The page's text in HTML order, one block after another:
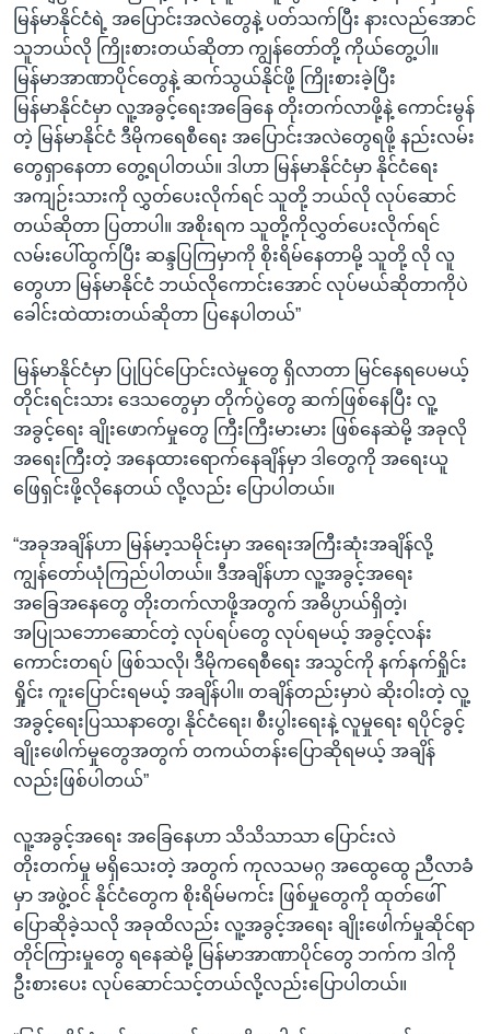
မြန်မာနိုင်ငံရဲ့ အပြောင်းအလဲတွေနဲ့ ပတ်သက်ပြီး နားလည်အောင်
သူဘယ်လို ကြိုးစားတယ်ဆိုတာ ကျွန်တော်တို့ ကိုယ်တွေ့ပါ။
မြန်မာအာဏာပိုင်တွေနဲ့ ဆက်သွယ်နိုင်ဖို့ ကြိုးစားခဲ့ပြီး
မြန်မာနိုင်ငံမှာ လူ့အခွင့်ရေးအခြေနေ တိုးတက်လာဖို့နဲ့ ကောင်းမွန်
တဲ့ မြန်မာနိုင်ငံ ဒီမိုကရေစီရေး အပြောင်းအလဲတွေရဖို့ နည်းလမ်း
တွေရှာနေတာ တွေ့ရပါတယ်။ ဒါဟာ မြန်မာနိုင်ငံမှာ နိုင်ငံရေး
အကျဉ်းသားကို လွှတ်ပေးလိုက်ရင် သူတို့ ဘယ်လို လုပ်ဆောင်
တယ်ဆိုတာ ပြတာပါ။ အစိုးရက သူတို့ကိုလွှတ်ပေးလိုက်ရင်
လမ်းပေါ်ထွက်ပြီး ဆန္ဒပြကြမှာကို စိုးရိမ်နေတာမို့ သူတို့ လို လူ
တွေဟာ မြန်မာနိုင်ငံ ဘယ်လိုကောင်းအောင် လုပ်မယ်ဆိုတာကိုပဲ
ခေါင်းထဲထားတယ်ဆိုတာ ပြနေပါတယ်”
မြန်မာနိုင်ငံမှာ ပြုပြင်ပြောင်းလဲမှုတွေ ရှိလာတာ မြင်နေရပေမယ့်
တိုင်းရင်းသား ဒေသတွေမှာ တိုက်ပွဲတွေ ဆက်ဖြစ်နေပြီး လူ့
အခွင့်ရေး ချိုးဖောက်မှုတွေ ကြီးကြီးမားမား ဖြစ်နေဆဲမို့ အခုလို
အရေးကြီးတဲ့ အနေထားရောက်နေချိန်မှာ ဒါတွေကို အရေးယူ
ဖြေရှင်းဖို့လိုနေတယ် လို့လည်း ပြောပါတယ်။
“အခုအချိန်ဟာ မြန်မာ့သမိုင်းမှာ အရေးအကြီးဆုံးအချိန်လို့
ကျွန်တော်ယုံကြည်ပါတယ်။ ဒီအချိန်ဟာ လူ့အခွင့်အရေး
အခြေအနေတွေ တိုးတက်လာဖို့အတွက် အဓိပ္ပာယ်ရှိတဲ့၊
အပြုသဘောဆောင်တဲ့ လုပ်ရပ်တွေ လုပ်ရမယ့် အခွင့်လန်း
ကောင်းတရပ် ဖြစ်သလို၊ ဒီမိုကရေစီရေး အသွင်ကို နက်နက်ရှိုင်း
ရှိုင်း ကူးပြောင်းရမယ့် အချိန်ပါ။ တချိန်တည်းမှာပဲ ဆိုးဝါးတဲ့ လူ့
အခွင့်ရေးပြဿနာတွေ၊ နိုင်ငံရေး၊ စီးပွါးရေးနဲ့ လူမှုရေး ရပိုင်ခွင့်
ချိုးဖေါက်မှုတွေအတွက် တကယ်တန်းပြောဆိုရမယ့် အချိန်
လည်းဖြစ်ပါတယ်”
လူ့အခွင့်အရေး အခြေနေဟာ သိသိသာသာ ပြောင်းလဲ
တိုးတက်မှု မရှိသေးတဲ့ အတွက် ကုလသမဂ္ဂ အထွေထွေ ညီလာခံ
မှာ အဖွဲ့ဝင် နိုင်ငံတွေက စိုးရိမ်မကင်း ဖြစ်မှုတွေကို ထုတ်ဖေါ်
ပြောဆိုခဲ့သလို အခုထိလည်း လူ့အခွင့်အရေး ချိုးဖေါက်မှုဆိုင်ရာ
တိုင်ကြားမှုတွေ ရနေဆဲမို့ မြန်မာအာဏာပိုင်တွေ ဘက်က ဒါကို
ဦးစားပေး လုပ်ဆောင်သင့်တယ်လို့လည်းပြောပါတယ်။